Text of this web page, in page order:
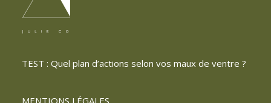
TEST : Quel plan d’actions selon vos maux de ventre ?
MENTIONS LÉGALES